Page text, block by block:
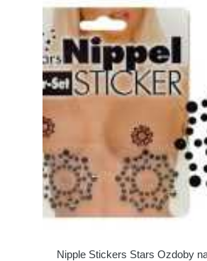
Nipple Stickers Stars Ozdoby